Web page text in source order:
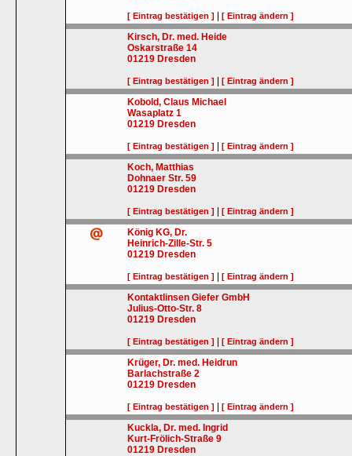
[ Eintrag bestätigen ] |[ Eintrag ändern ]
Kirsch, Dr. med. Heide
Oskarstraße 14
01219 Dresden
[ Eintrag bestätigen ] |[ Eintrag ändern ]
Kobold, Claus Michael
Wasaplatz 1
01219 Dresden
[ Eintrag bestätigen ] |[ Eintrag ändern ]
Koch, Matthias
Dohnaer Str. 59
01219 Dresden
[ Eintrag bestätigen ] |[ Eintrag ändern ]
König KG, Dr.
Heinrich-Zille-Str. 5
01219 Dresden
[ Eintrag bestätigen ] |[ Eintrag ändern ]
Kontaktlinsen Giefer GmbH
Julius-Otto-Str. 8
01219 Dresden
[ Eintrag bestätigen ] |[ Eintrag ändern ]
Krüger, Dr. med. Heidrun
Barlachstraße 2
01219 Dresden
[ Eintrag bestätigen ] |[ Eintrag ändern ]
Kuckla, Dr. med. Ingrid
Kurt-Frölich-Straße 9
01219 Dresden